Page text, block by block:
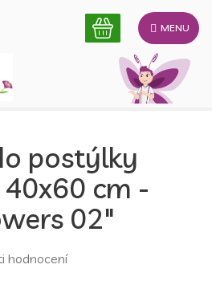
postýlky
cm -
02"
hodnocení